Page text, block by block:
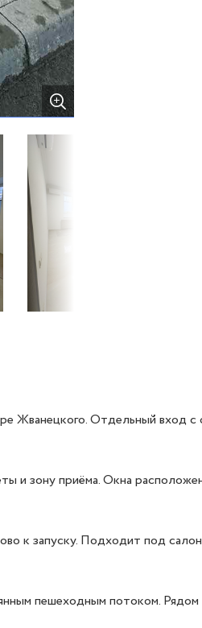
Жванецкого. Отдельный вход
и зону приёма. Окна
к запуску. Подходит под
пешеходным потоком.